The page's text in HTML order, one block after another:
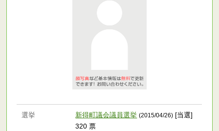
選挙 新得町議会議員選挙 (2015/04/26) [当選]
320 票